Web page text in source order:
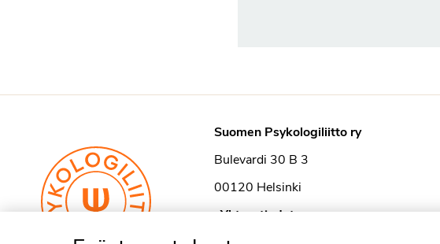
Suomen Psykologiliitto ry
Bulevardi 30 B 3
00120 Helsinki
›Yhteystiedot